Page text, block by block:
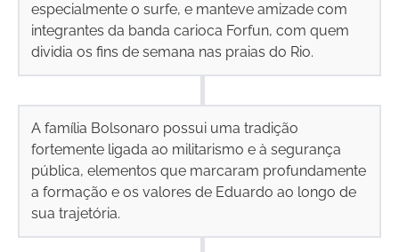
especialmente o surfe, e manteve amizade com
integrantes da banda carioca Forfun, com quem
dividia os fins de semana nas praias do Rio.
A família Bolsonaro possui uma tradição
fortemente ligada ao militarismo e à segurança
pública, elementos que marcaram profundamente
a formação e os valores de Eduardo ao longo de
sua trajetória.